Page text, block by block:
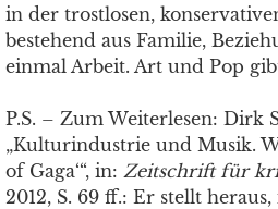
in der trostlosen,
bestehend aus Familie,
einmal Arbeit. Art und Pop
P.S. – Zum Weiterlesen: Dirk
„Kulturindustrie und Musik.
of Gaga‘“, in: Zeitschrift für
2012, S. 69 ff.: Er stellt